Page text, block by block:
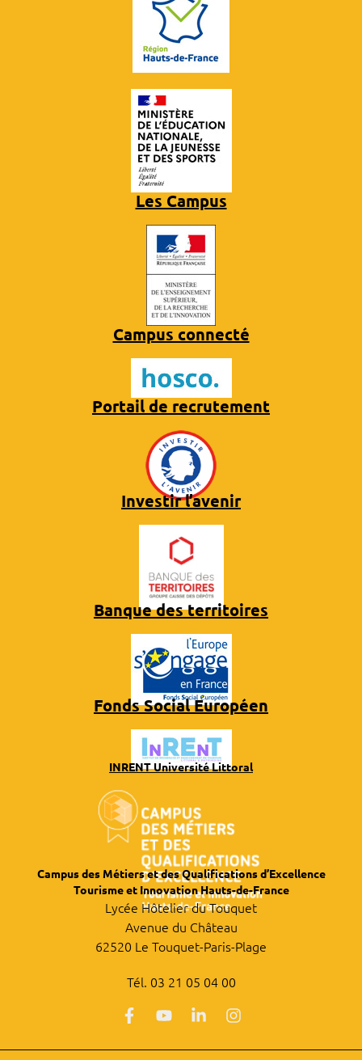
Les Campus
Campus connecté
Portail de recrutement
Investir l’avenir
Banque des territoires
Fonds Social Européen
INRENT Université Littoral
Campus des Métiers et des Qualifications d’Excellence
Tourisme et Innovation Hauts-de-France
Lycée Hôtelier du Touquet
Avenue du Château
62520 Le Touquet-Paris-Plage
Tél. 03 21 05 04 00